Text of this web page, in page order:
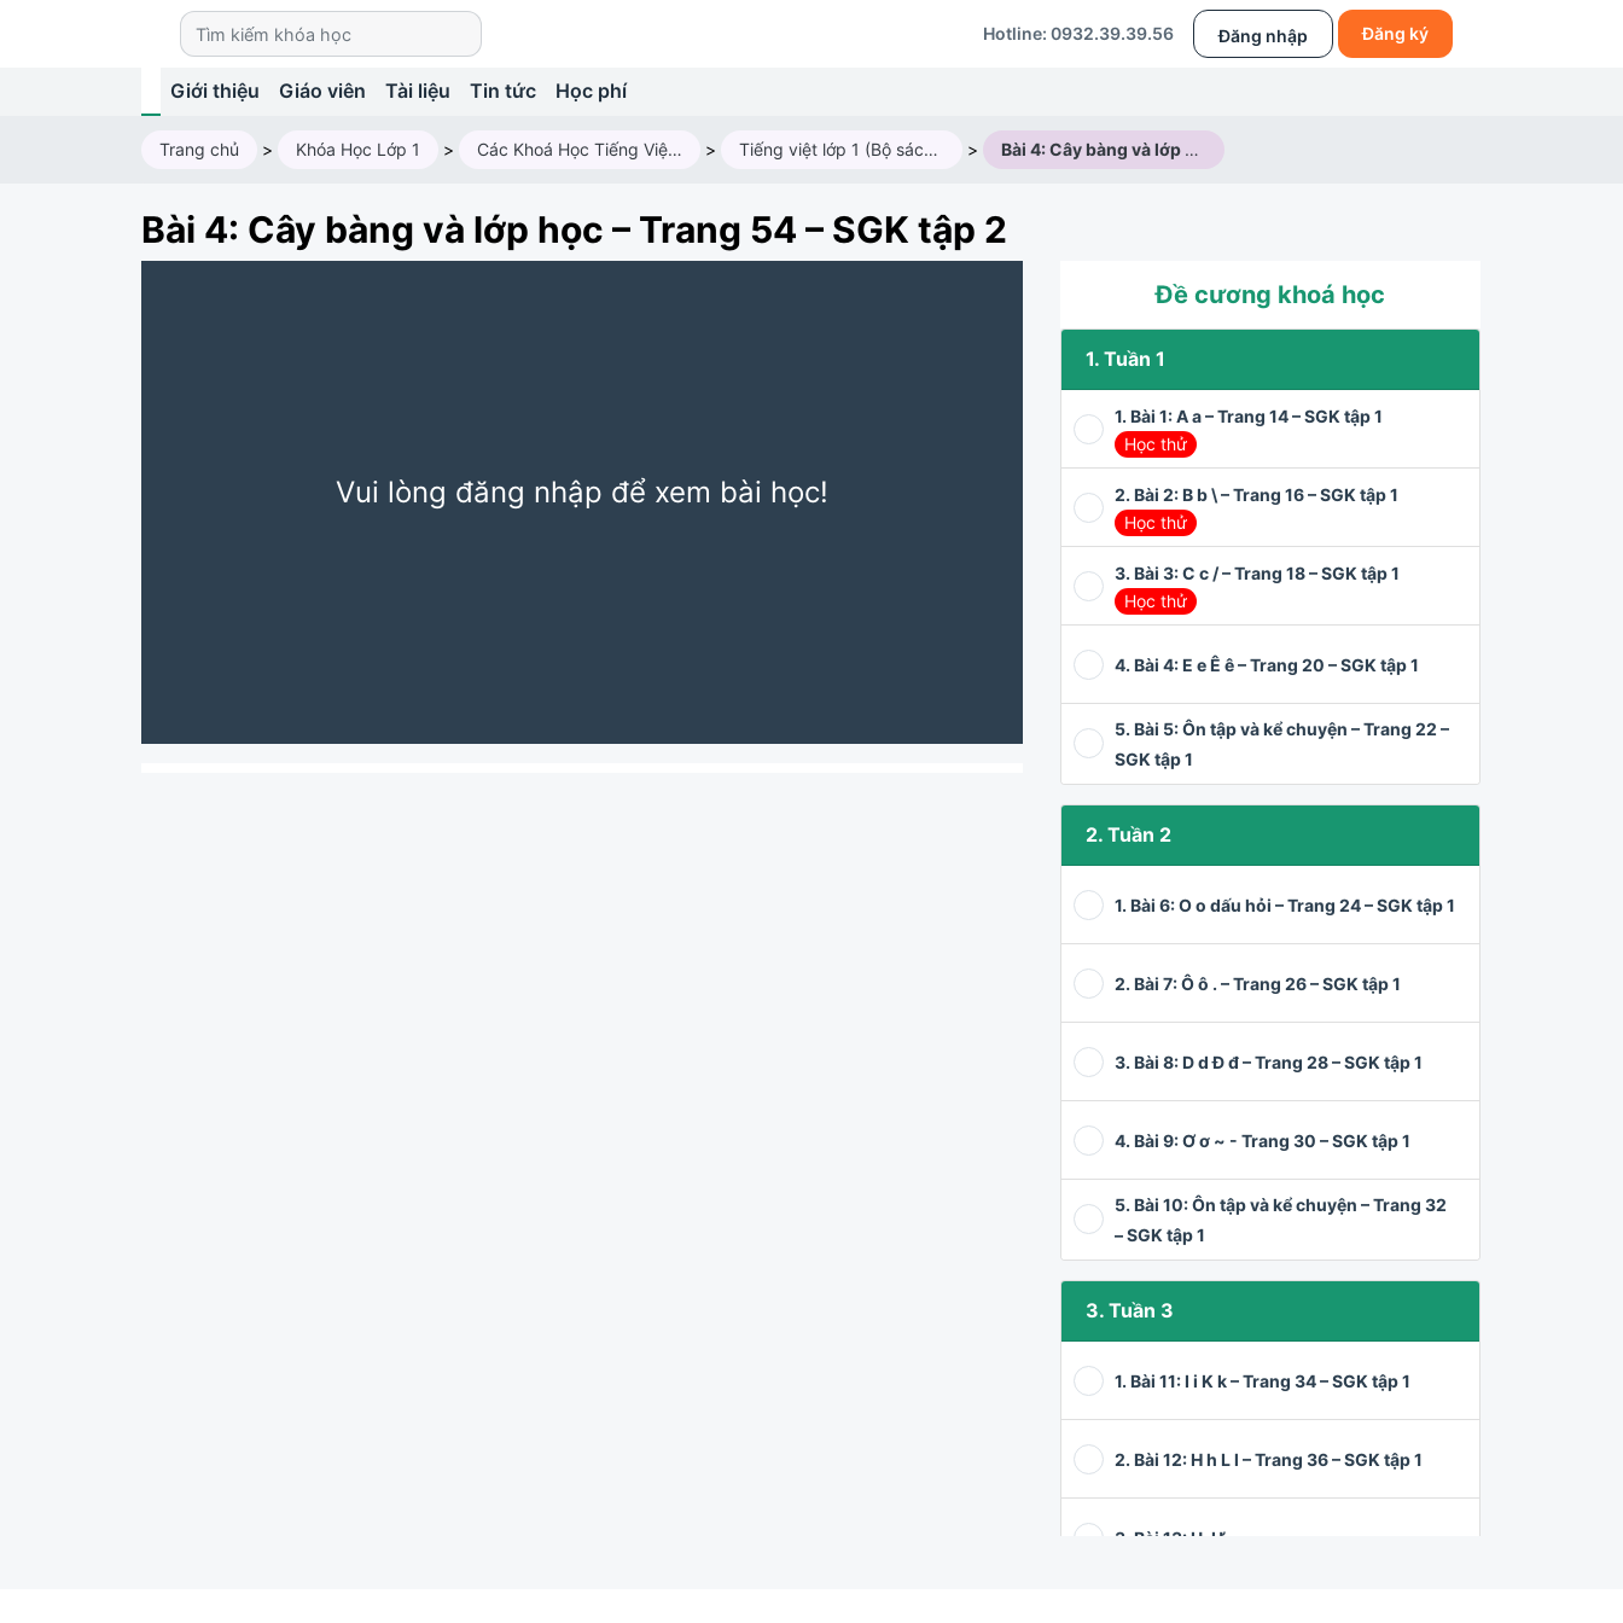
Hotline: 0932.39.39.56 Đăng nhập Đăng ký
Giới thiệu Giáo viên Tài liệu Tin tức Học phí
Trang chủ > Khóa Học Lớp 1 > Các Khoá Học Tiếng Việt Lớp 1 > Tiếng việt lớp 1 (Bộ sách kết nối tri thức với cuộc sống) > Bài 4: Cây bàng và lớp học – Trang 54 – SGK tập 2
Bài 4: Cây bàng và lớp học – Trang 54 – SGK tập 2
Vui lòng đăng nhập để xem bài học!
Đề cương khoá học
1. Tuần 1
1. Bài 1: A a – Trang 14 – SGK tập 1
Học thử
2. Bài 2: B b \ – Trang 16 – SGK tập 1
Học thử
3. Bài 3: C c / – Trang 18 – SGK tập 1
Học thử
4. Bài 4: E e Ê ê – Trang 20 – SGK tập 1
5. Bài 5: Ôn tập và kể chuyện – Trang 22 –
SGK tập 1
2. Tuần 2
1. Bài 6: O o dấu hỏi – Trang 24 – SGK tập 1
2. Bài 7: Ô ô . – Trang 26 – SGK tập 1
3. Bài 8: D d Đ đ – Trang 28 – SGK tập 1
4. Bài 9: Ơ ơ ~ - Trang 30 – SGK tập 1
5. Bài 10: Ôn tập và kể chuyện – Trang 32
– SGK tập 1
3. Tuần 3
1. Bài 11: I i K k – Trang 34 – SGK tập 1
2. Bài 12: H h L l – Trang 36 – SGK tập 1
3. Bài 13: U, Ư